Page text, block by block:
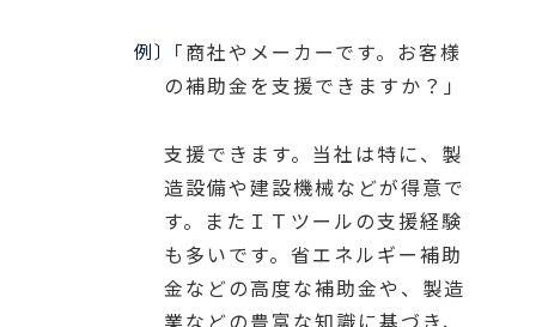
「商社やメーカーです。お客様
の補助金を支援できますか？」
支援できます。当社は特に、製
造設備や建設機械などが得意で
す。またＩＴツールの支援経験
も多いです。省エネルギー補助
金などの高度な補助金や、製造